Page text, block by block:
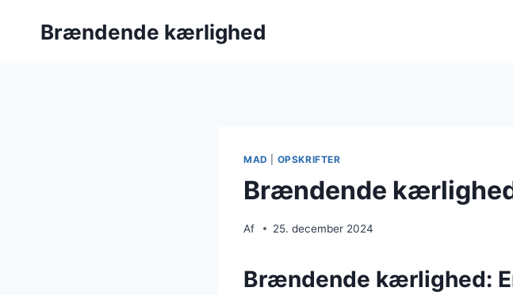
Brændende kærlighed
MAD OPSKRIFTER
Brændende
Af 25. december 2024
Brændende kærlighed: